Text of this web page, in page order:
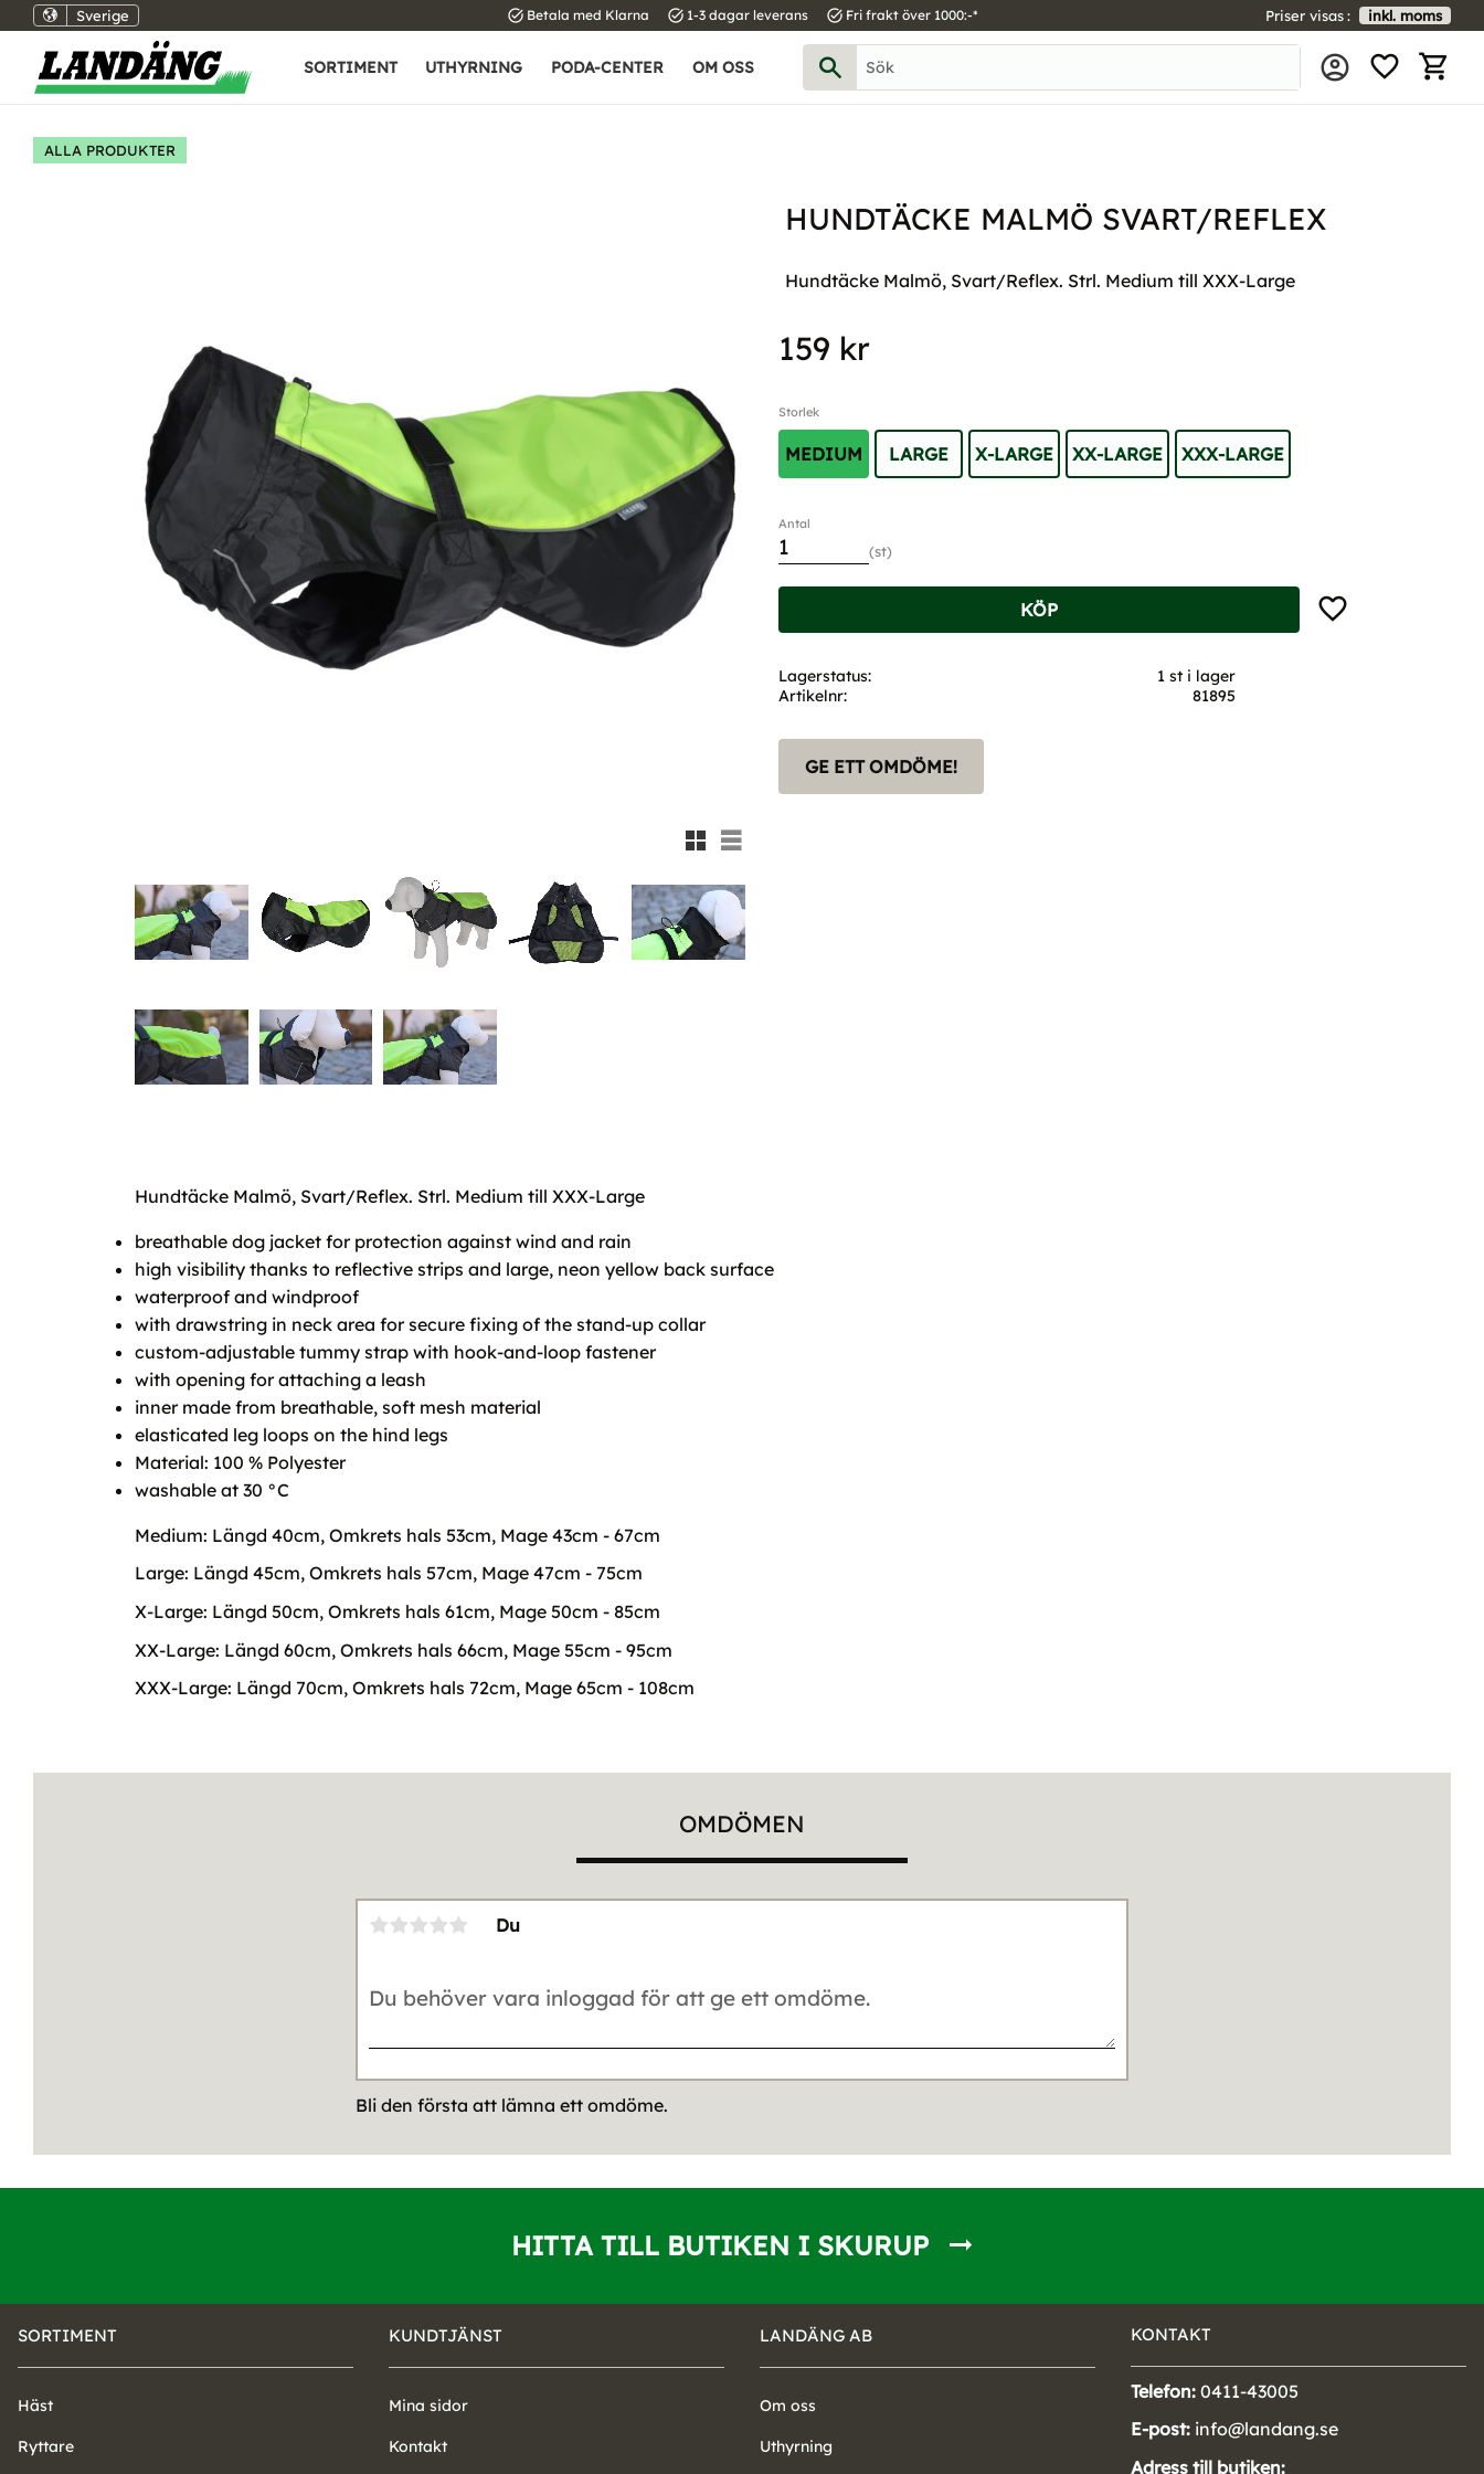
Sverige task_alt Betala med Klarna task_alt 1-3 dagar leverans task_alt Fri frakt över 1000:-* Priser visas inkl. moms
SORTIMENT UTHYRNING PODA-CENTER OM OSS
ALLA PRODUKTER
HUNDTÄCKE MALMÖ SVART/REFLEX
Hundtäcke Malmö, Svart/Reflex. Strl. Medium till XXX-Large
Rutnätsvy
Listvy
159 kr
Storlek
MEDIUM LARGE X-LARGE XX-LARGE XXX-LARGE
Antal
st
KÖP Lägg till i favoriter
Lagerstatus
1 st i lager
Artikelnr
81895
GE ETT OMDÖME!
Hundtäcke Malmö, Svart/Reflex. Strl. Medium till XXX-Large
breathable dog jacket for protection against wind and rain
high visibility thanks to reflective strips and large, neon yellow back surface
waterproof and windproof
with drawstring in neck area for secure fixing of the stand-up collar
custom-adjustable tummy strap with hook-and-loop fastener
with opening for attaching a leash
inner made from breathable, soft mesh material
elasticated leg loops on the hind legs
Material: 100 % Polyester
washable at 30 °C
Medium: Längd 40cm, Omkrets hals 53cm, Mage 43cm - 67cm
Large: Längd 45cm, Omkrets hals 57cm, Mage 47cm - 75cm
X-Large: Längd 50cm, Omkrets hals 61cm, Mage 50cm - 85cm
XX-Large: Längd 60cm, Omkrets hals 66cm, Mage 55cm - 95cm
XXX-Large: Längd 70cm, Omkrets hals 72cm, Mage 65cm - 108cm
OMDÖMEN
Du
Bli den första att lämna ett omdöme.
HITTA TILL BUTIKEN I SKURUP
SORTIMENT
Häst
Ryttare
KUNDTJÄNST
Mina sidor
Kontakt
LANDÄNG AB
Om oss
Uthyrning
KONTAKT
Telefon: 0411-43005
E-post: info@landang.se
Adress till butiken: